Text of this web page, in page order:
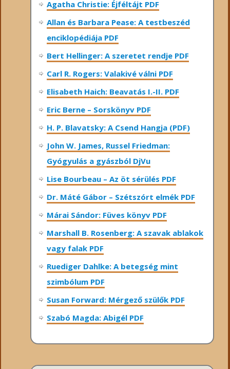
Agatha Christie: Éjféltájt PDF
Allan és Barbara Pease: A testbeszéd
enciklopédiája PDF
Bert Hellinger: A ​szeretet rendje PDF
Carl R. Rogers: Valakivé válni PDF
Elisabeth Haich: Beavatás I.-II. PDF
Eric Berne – Sorskönyv PDF
H. P. Blavatsky: A Csend Hangja (PDF)
John W. James, Russel Friedman:
Gyógyulás a gyászból DjVu
Lise Bourbeau – Az öt sérülés PDF
Dr. Máté Gábor – Szétszórt elmék PDF
Márai Sándor: Füves könyv PDF
Marshall B. Rosenberg: A szavak ablakok
vagy falak PDF
Ruediger Dahlke: A betegség mint
szimbólum PDF
Susan Forward: Mérgező szülők PDF
Szabó Magda: Abigél PDF